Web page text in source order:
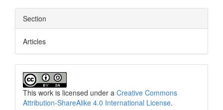
Section
Articles
This work is licensed under a Creative Commons
Attribution-ShareAlike 4.0 International License.